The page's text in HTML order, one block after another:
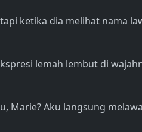
ketika dia melihat nama
lemah lembut di
Marie? Aku langsung